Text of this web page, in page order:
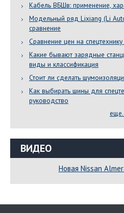
Кабель ВБШв: применение,
Модельный ряд Lixiang (Li
сравнение
Сравнение цен на
Какие бывают зарядные
виды и классификация
Стоит ли сделать
Как выбирать шины для
руководство
ВИДЕО
Новая Nissan